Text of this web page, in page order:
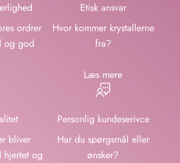
ordrer
og god
Etisk ansvar
Hvor kommer krystallerne
fra?
Læs mere
bliver
hjertet og
Personlig kundeserivce
Har du spørgsmål eller
ønsker?